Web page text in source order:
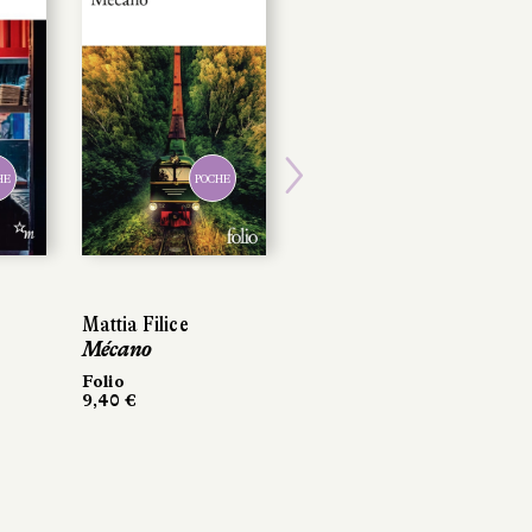
POCHE
Mattia Filice
Mécano
Folio
9,40 €